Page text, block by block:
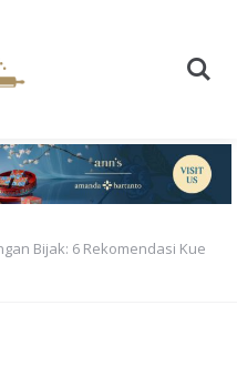
Bijak: 6 Rekomendasi Kue